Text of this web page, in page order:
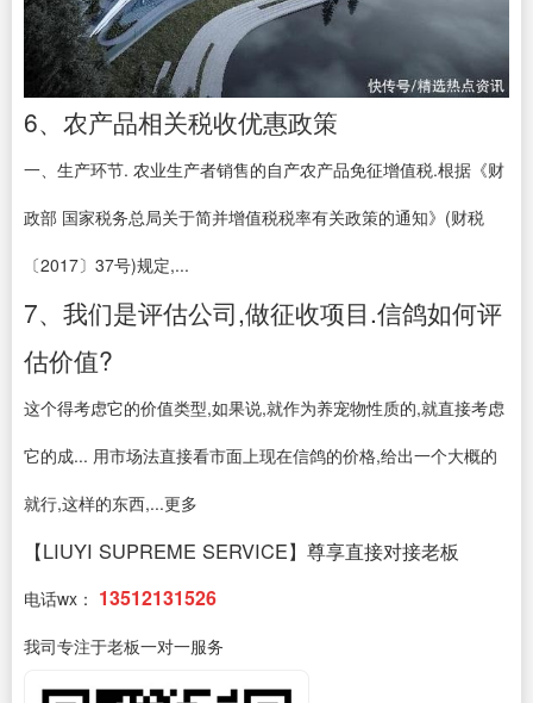
6、农产品相关税收优惠政策
一、生产环节. 农业生产者销售的自产农产品免征增值税.根据《财
政部 国家税务总局关于简并增值税税率有关政策的通知》(财税
〔2017〕37号)规定,...
7、我们是评估公司,做征收项目.信鸽如何评
估价值?
这个得考虑它的价值类型,如果说,就作为养宠物性质的,就直接考虑
它的成... 用市场法直接看市面上现在信鸽的价格,给出一个大概的
就行,这样的东西,...更多
【LIUYI SUPREME SERVICE】尊享直接对接老板
电话wx： 13512131526
我司专注于老板一对一服务